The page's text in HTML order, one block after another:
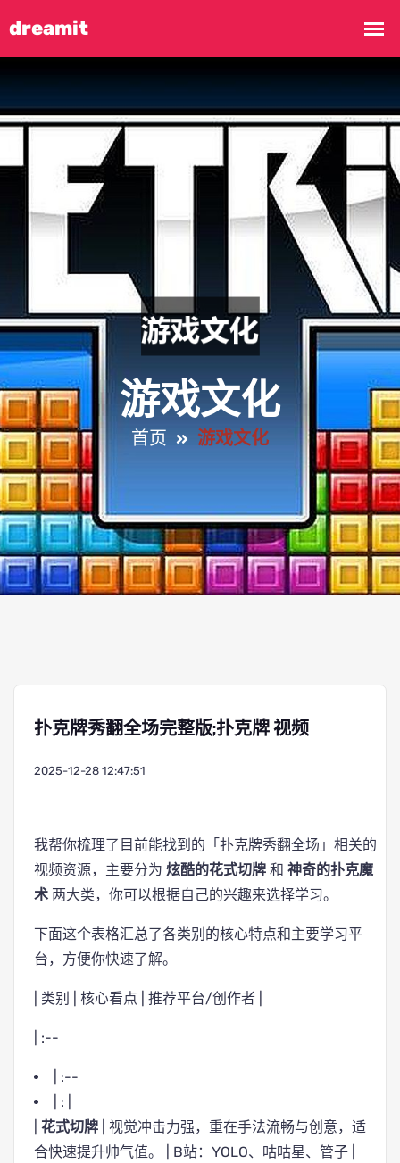
游戏文化
首页 游戏文化
扑克牌秀翻全场完整版;扑克牌 视频
2025-12-28 12:47:51
我帮你梳理了目前能找到的「扑克牌秀翻全场」相关的
视频资源，主要分为 炫酷的花式切牌 和 神奇的扑克魔
术 两大类，你可以根据自己的兴趣来选择学习。
下面这个表格汇总了各类别的核心特点和主要学习平
台，方便你快速了解。
| 类别 | 核心看点 | 推荐平台/创作者 |
| :--
| :--
| : |
花式切牌 | 视觉冲击力强，重在手法流畅与创意，适
合快速提升帅气值。 | B站：YOLO、咕咕星、管子 |